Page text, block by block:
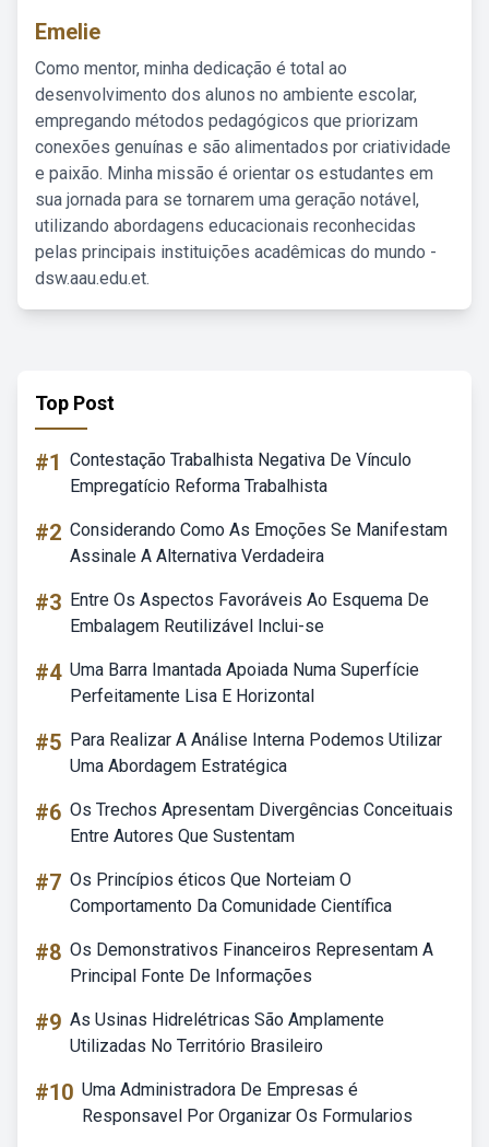
Emelie
Como mentor, minha dedicação é total ao
desenvolvimento dos alunos no ambiente escolar,
empregando métodos pedagógicos que priorizam
conexões genuínas e são alimentados por criatividade
e paixão. Minha missão é orientar os estudantes em
sua jornada para se tornarem uma geração notável,
utilizando abordagens educacionais reconhecidas
pelas principais instituições acadêmicas do mundo -
dsw.aau.edu.et.
Top Post
#1 Contestação Trabalhista Negativa De Vínculo
Empregatício Reforma Trabalhista
#2 Considerando Como As Emoções Se Manifestam
Assinale A Alternativa Verdadeira
#3 Entre Os Aspectos Favoráveis Ao Esquema De
Embalagem Reutilizável Inclui-se
#4 Uma Barra Imantada Apoiada Numa Superfície
Perfeitamente Lisa E Horizontal
#5 Para Realizar A Análise Interna Podemos Utilizar
Uma Abordagem Estratégica
#6 Os Trechos Apresentam Divergências Conceituais
Entre Autores Que Sustentam
#7 Os Princípios éticos Que Norteiam O
Comportamento Da Comunidade Científica
#8 Os Demonstrativos Financeiros Representam A
Principal Fonte De Informações
#9 As Usinas Hidrelétricas São Amplamente
Utilizadas No Território Brasileiro
#10 Uma Administradora De Empresas é
Responsavel Por Organizar Os Formularios